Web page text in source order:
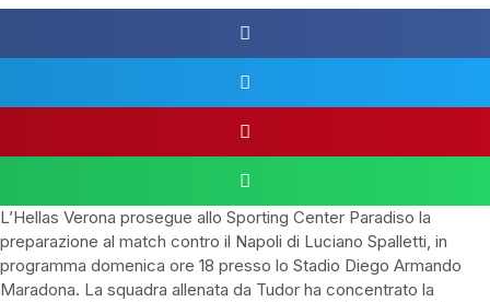
L’Hellas Verona prosegue allo Sporting Center Paradiso la
preparazione al match contro il Napoli di Luciano Spalletti, in
programma domenica ore 18 presso lo Stadio Diego Armando
Maradona. La squadra allenata da Tudor ha concentrato la